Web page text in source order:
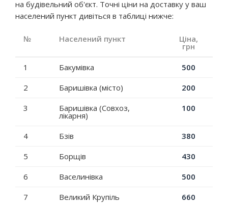
на будівельний об'єкт. Точні ціни на доставку у ваш
населений пункт дивіться в таблиці нижче:
№ Населений пункт Ціна,
грн
1 Бакумівка
500
2
Баришівка (місто)
200
3
Баришівка (Совхоз,
лікарня)
100
4 Бзів
380
5
Борщів
430
6
Васелинівка
500
7
Великий Крупіль
660